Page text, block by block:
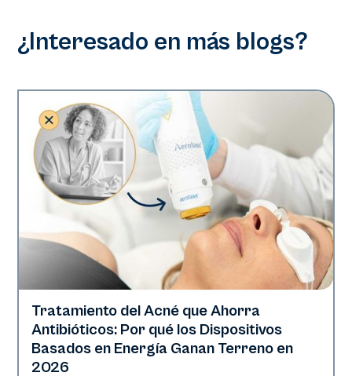
¿Interesado en más blogs?
Salud de la piel
Tratamiento del Acné que Ahorra
Antibióticos: Por qué los Dispositivos
Basados en Energía Ganan Terreno en
2026